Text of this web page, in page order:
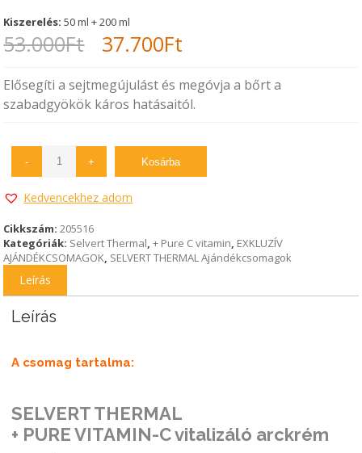
Kiszerelés: 50 ml + 200 ml
53.000Ft
Original
price
was:
37.700Ft
price
is:
Elősegíti a sejtmegújulást és megóvja a bőrt a
szabadgyökök káros hatásaitól.
- + Kosárba
Kedvencekhez adom
Cikkszám:205516
Kategóriák: Selvert Thermal,+ Pure C vitamin, EXKLUZÍV
AJÁNDÉKCSOMAGOK, SELVERT THERMAL Ajándékcsomagok
Leírás
Leírás
A csomag tartalma:
SELVERT THERMAL
+ PURE VITAMIN-C vitalizáló arckrém